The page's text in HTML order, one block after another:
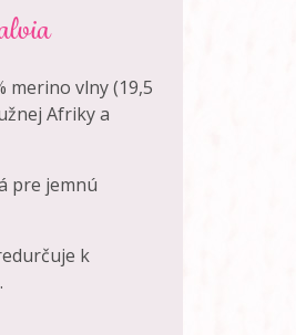
merino vlny (19,5
Afriky a
pre jemnú
k